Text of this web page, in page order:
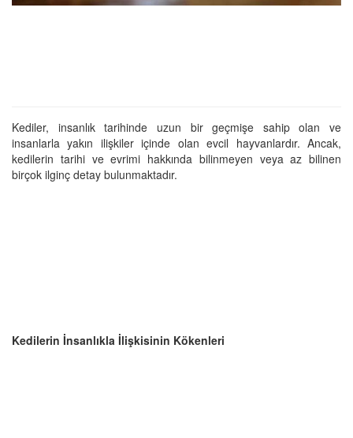
Kediler, insanlık tarihinde uzun bir geçmişe sahip olan ve
insanlarla yakın ilişkiler içinde olan evcil hayvanlardır. Ancak,
kedilerin tarihi ve evrimi hakkında bilinmeyen veya az bilinen
birçok ilginç detay bulunmaktadır.
Kedilerin İnsanlıkla İlişkisinin Kökenleri